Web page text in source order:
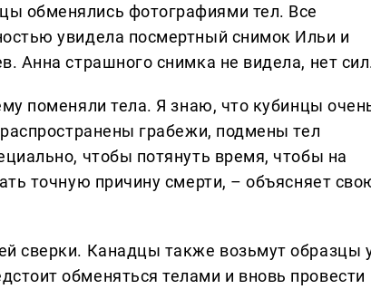
обменялись фотографиями тел. Все
увидела посмертный снимок Ильи и
Анна страшного снимка не видела, нет
поменяли тела. Я знаю, что кубинцы
грабежи, подмены тел
чтобы потянуть время, чтобы на
точную причину смерти, – объясняет
сверки. Канадцы также возьмут образцы
обменяться телами и вновь провести